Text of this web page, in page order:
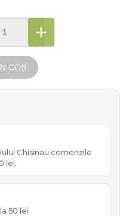
+
COȘ
Chisinau comenzile
lei.
50 lei